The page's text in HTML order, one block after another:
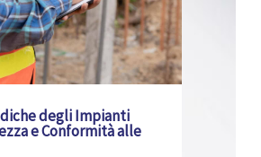
degli Impianti
e Conformità alle